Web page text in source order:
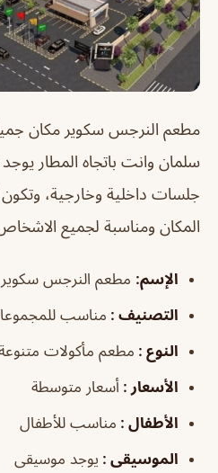
مطعم النرجس سكوير مكان
سلمان وانت باتجاه المطار
جلسات داخلية وخارجية،
المكان ومناسبة لجميع
الإسم: مطعم النرجس سكوير
التصنيف : مناسب
النوع : مطعم مأكولات
الأسعار : أسعار متوسطة
الأطفال : مناسب للأطفال
الموسيقى : يوجد موسيقى